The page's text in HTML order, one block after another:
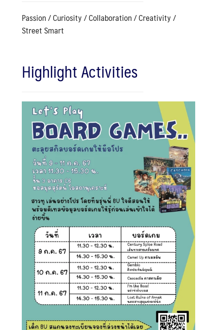
Passion / Curiosity / Collaboration / Creativity /
Street Smart
Highlight Activities